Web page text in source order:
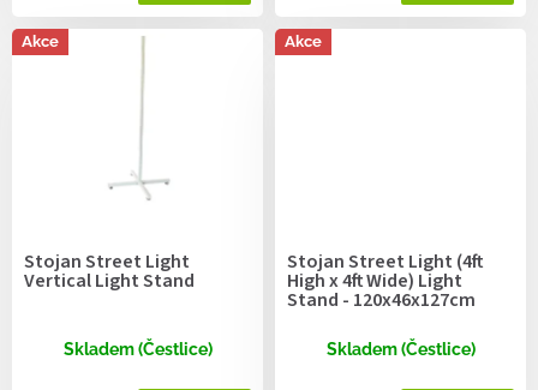
Akce
Stojan Street Light
Vertical Light Stand
Skladem (Čestlice)
Akce
Stojan Street Light (4ft
High x 4ft Wide) Light
Stand - 120x46x127cm
Skladem (Čestlice)